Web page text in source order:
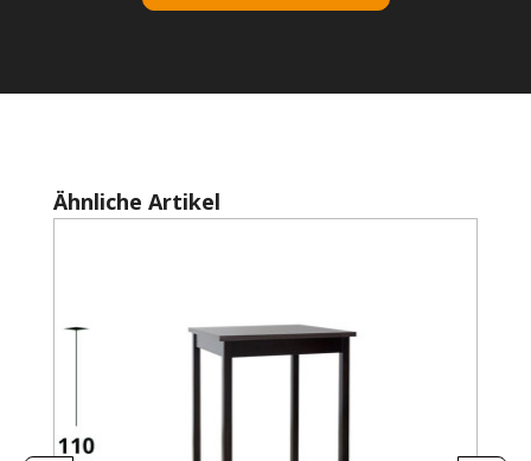
Produktgalerie überspringen
Ähnliche Artikel